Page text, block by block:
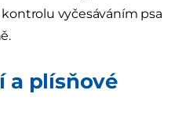
vyčesáváním psa
a plísňové